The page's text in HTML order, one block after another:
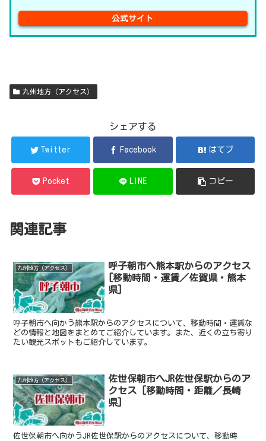
公式サイト
九州地方（アクセス）
シェアする
Twitter Facebook はてブ
Pocket LINE コピー
関連記事
九州地方（アクセス）
呼子朝市へ熊本駅からのアクセス
[移動時間・運賃／佐賀県・熊本
県]
呼子朝市へ向かう熊本駅からのアクセスについて、移動時間・運賃な
どの情報と地図をまとめてご紹介しています。また、近くの立ち寄り
たい観光スポットもご紹介しています。
九州地方（アクセス）
佐世保朝市へJR佐世保駅からのア
クセス [移動時間・距離／長崎
県]
佐世保朝市へ向かうJR佐世保駅からのアクセスについて、移動時